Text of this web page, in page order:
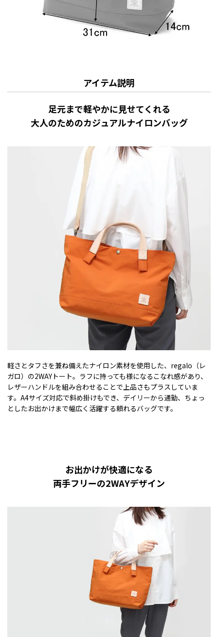
アイテム説明
足元まで軽やかに見せてくれる
大人のためのカジュアルナイロンバッグ
軽さとタフさを兼ね備えたナイロン素材を使用した、regalo（レ
ガロ）の2WAYトート。ラフに持っても様になるこなれ感があり、
レザーハンドルを組み合わせることで上品さもプラスしていま
す。A4サイズ対応で斜め掛けもでき、デイリーから通勤、ちょっ
としたお出かけまで幅広く活躍する頼れるバッグです。
お出かけが快適になる
両手フリーの2WAYデザイン